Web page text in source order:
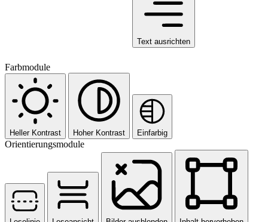
Text ausrichten
Farbmodule
Heller Kontrast Hoher Kontrast Einfarbig
Orientierungsmodule